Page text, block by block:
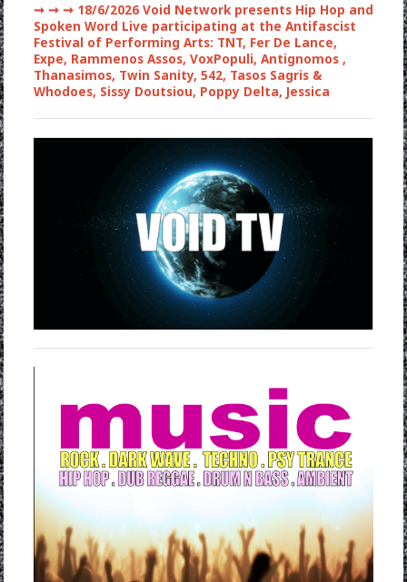
➞ ➞ ➞18/6/2026 Void Network presents Hip Hop and
Spoken Word Live participating at the Antifascist
Festival of Performing Arts: TNT, Fer De Lance,
Expe, Rammenos Assos, VoxPopuli, Antignomos ,
Thanasimos, Twin Sanity, 542, Tasos Sagris &
Whodoes, Sissy Doutsiou, Poppy Delta, Jessica